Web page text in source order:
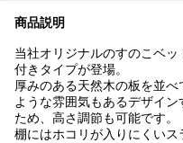
商品説明
当社オリジナルのすのこベ
付きタイプが登場。
厚みのある天然木の板を並
ような雰囲気もあるデザイ
ため、高さ調節も可能です。
棚にはホコリが入りにくいス